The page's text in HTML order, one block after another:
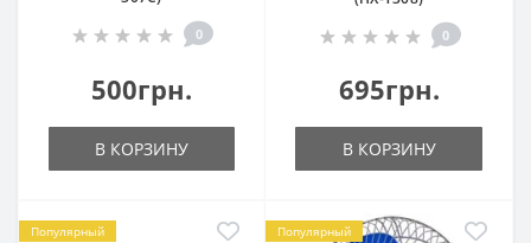
0
500грн.
В КОРЗИНУ
0
695грн.
В КОРЗИНУ
Популярный Популярный